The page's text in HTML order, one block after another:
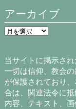
アーカイブ
ア
ー
ブ
当サイトに掲示さ
一切は信仰、教会
が保護されており
合は、関連法令に
内容、テキスト、